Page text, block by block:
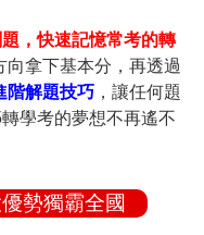
，快速記憶常考的轉
向拿下基本分，再透過
階解題技巧 ，讓任何題
學考的夢想不再遙不
勢獨霸全國